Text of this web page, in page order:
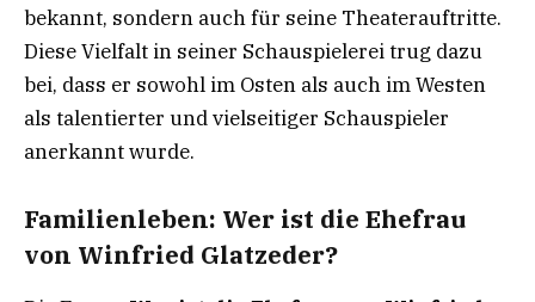
bekannt, sondern auch für seine Theaterauftritte.
Diese Vielfalt in seiner Schauspielerei trug dazu
bei, dass er sowohl im Osten als auch im Westen
als talentierter und vielseitiger Schauspieler
anerkannt wurde.
Familienleben: Wer ist die Ehefrau
von Winfried Glatzeder?